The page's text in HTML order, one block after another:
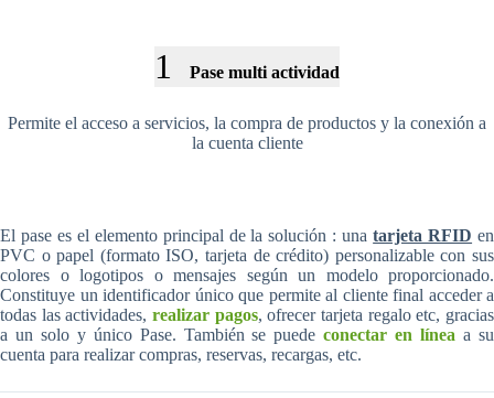
1 Pase multi actividad
Permite el acceso a servicios, la compra de productos y la conexión a
la cuenta cliente
El pase es el elemento principal de la solución : unatarjeta RFID en
PVC o papel (formato ISO, tarjeta de crédito) personalizable con sus
colores o logotipos o mensajes según un modelo proporcionado.
Constituye un identificador único que permite al cliente final acceder a
todas las actividades, realizar pagos, ofrecer tarjeta regalo etc, gracias
a un solo y único Pase. También se puedeconectar en línea a su
cuenta para realizar compras, reservas, recargas, etc.